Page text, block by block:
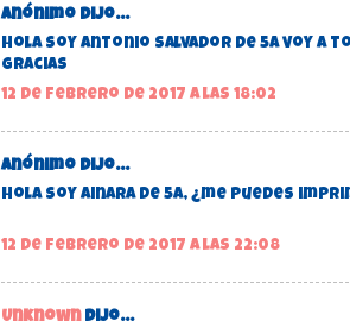
Anónimo dijo...
Hola soy Antonio Salvador de 5A voy a
Gracias
12 de febrero de 2017 a las 18:02
Anónimo dijo...
Hola soy Ainara de 5A, ¿me puedes
12 de febrero de 2017 a las 22:08
Unknown dijo...